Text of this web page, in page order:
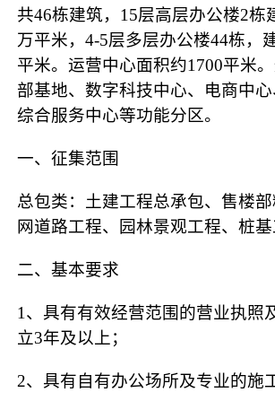
共46栋建筑，15层高层办公楼2栋
万平米，4-5层多层办公楼44栋，
平米。运营中心面积约1700平米
部基地、数字科技中心、电商中心
综合服务中心等功能分区。
一、征集范围
总包类：土建工程总承包、售楼
网道路工程、园林景观工程、桩基
二、基本要求
1、具有有效经营范围的营业执照
立3年及以上；
2、具有自有办公场所及专业的施